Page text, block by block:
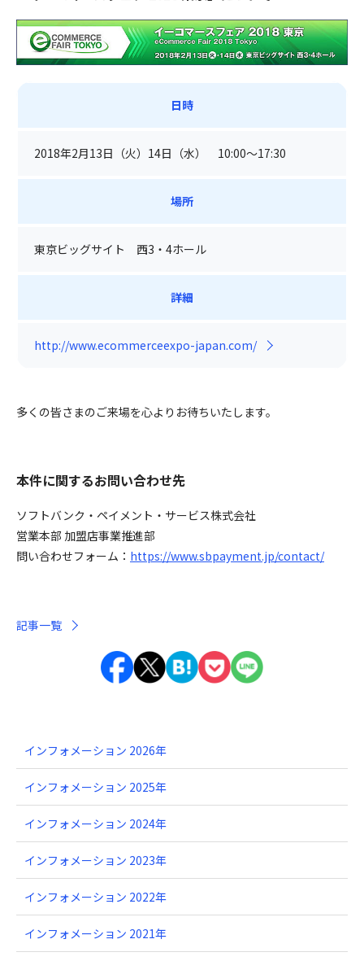
日時
2018年2月13日（火）14日（水） 10:00～17:30
場所
東京ビッグサイト 西3・4ホール
詳細
http://www.ecommerceexpo-japan.com/
多くの皆さまのご来場を心よりお待ちいたします。
本件に関するお問い合わせ先
ソフトバンク・ペイメント・サービス株式会社
営業本部 加盟店事業推進部
問い合わせフォーム： https://www.sbpayment.jp/contact/
記事一覧
インフォメーション 2026年
インフォメーション 2025年
インフォメーション 2024年
インフォメーション 2023年
インフォメーション 2022年
インフォメーション 2021年